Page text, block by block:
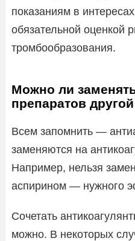
показаниям в
обязательной оценкой
тромбообразования.
Можно ли
препаратов другой
Всем запомнить —
заменяются на
Например, нельзя
аспирином — нужного
Сочетать
можно. В некоторых